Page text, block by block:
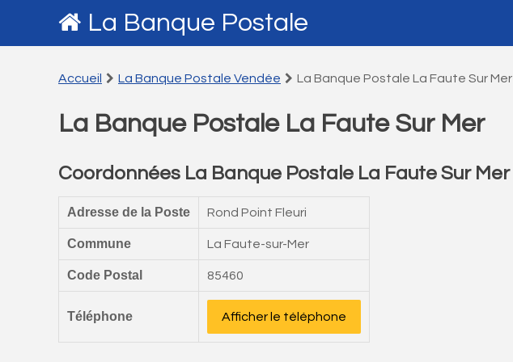
La Banque Postale
Accueil La Banque Postale Vendée La Banque Postale La Faute Sur Mer
La Banque Postale La Faute Sur Mer
Coordonnées La Banque Postale La Faute Sur Mer
Adresse de la Poste Rond Point Fleuri
Commune La Faute-sur-Mer
Code Postal 85460
Téléphone Afficher le téléphone